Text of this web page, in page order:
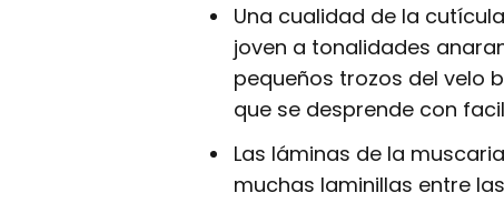
Una cualidad de la
joven a tonalidades
pequeños trozos del velo
que se desprende con
Las láminas de la
muchas laminillas entre